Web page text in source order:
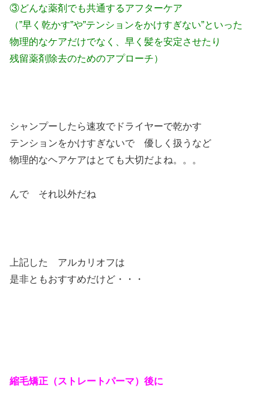
③どんな薬剤でも共通するアフターケア
（”早く乾かす”や”テンションをかけすぎない”といった
物理的なケアだけでなく、早く髪を安定させたり
残留薬剤除去のためのアプローチ）
シャンプーしたら速攻でドライヤーで乾かす
テンションをかけすぎないで 優しく扱うなど
物理的なヘアケアはとても大切だよね。。。
んで それ以外だね
上記した アルカリオフは
是非ともおすすめだけど・・・
縮毛矯正（ストレートパーマ）後に